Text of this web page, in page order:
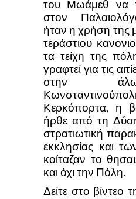
του Μωάμεθ να
στον
ήταν η χρήση της
τεράστιου
τα τείχη της
γραφτεί για τις
στην
Κερκόπορτα, η
ήρθε από τη
στρατιωτική
εκκλησίας και
κοίταζαν το
και όχι την Πόλη.
Δείτε στο βίντεο